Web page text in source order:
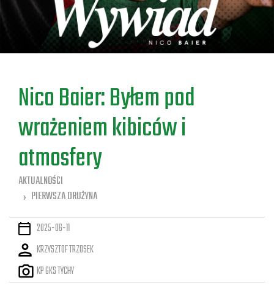
a
Nico Baier: Byłem pod
wrażeniem kibiców i
atmosfery
AKTUALNOŚCI
PIERWSZA DRUŻYNA
2025-06-11
KRZYSZTOF TRZOSEK
KP GKS TYCHY